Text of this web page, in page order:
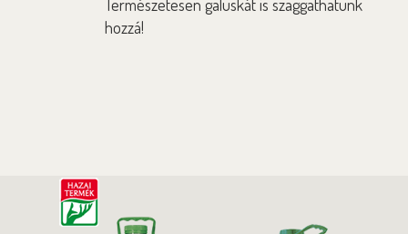
Természetesen galuskát is szaggathatunk
hozzá!